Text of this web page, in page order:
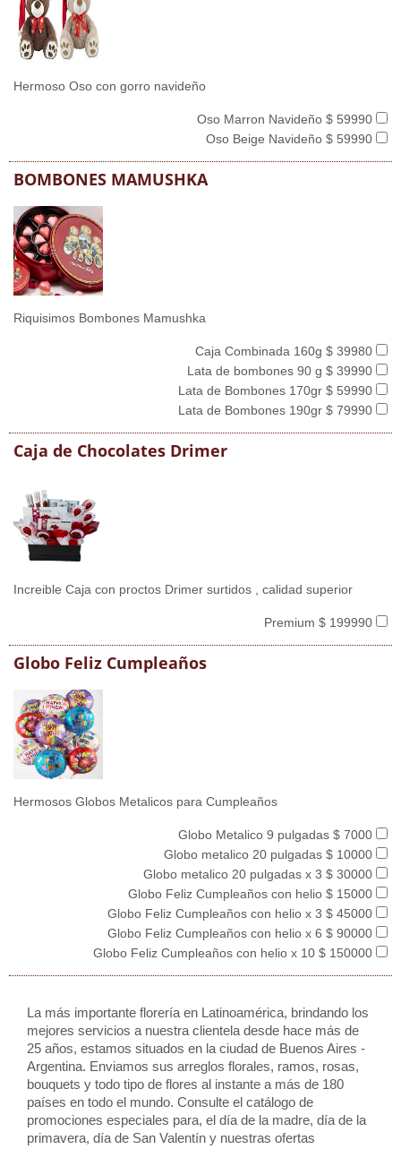
Hermoso Oso con gorro navideño
Oso Marron Navideño $ 59990
Oso Beige Navideño $ 59990
BOMBONES MAMUSHKA
Riquisimos Bombones Mamushka
Caja Combinada 160g $ 39980
Lata de bombones 90 g $ 39990
Lata de Bombones 170gr $ 59990
Lata de Bombones 190gr $ 79990
Caja de Chocolates Drimer
Increible Caja con proctos Drimer surtidos , calidad superior
Premium $ 199990
Globo Feliz Cumpleaños
Hermosos Globos Metalicos para Cumpleaños
Globo Metalico 9 pulgadas $ 7000
Globo metalico 20 pulgadas $ 10000
Globo metalico 20 pulgadas x 3 $ 30000
Globo Feliz Cumpleaños con helio $ 15000
Globo Feliz Cumpleaños con helio x 3 $ 45000
Globo Feliz Cumpleaños con helio x 6 $ 90000
Globo Feliz Cumpleaños con helio x 10 $ 150000
La más importante florería en Latinoamérica, brindando los
mejores servicios a nuestra clientela desde hace más de
25 años, estamos situados en la ciudad de Buenos Aires -
Argentina. Enviamos sus arreglos florales, ramos, rosas,
bouquets y todo tipo de flores al instante a más de 180
países en todo el mundo. Consulte el catálogo de
promociones especiales para, el día de la madre, día de la
primavera, día de San Valentín y nuestras ofertas